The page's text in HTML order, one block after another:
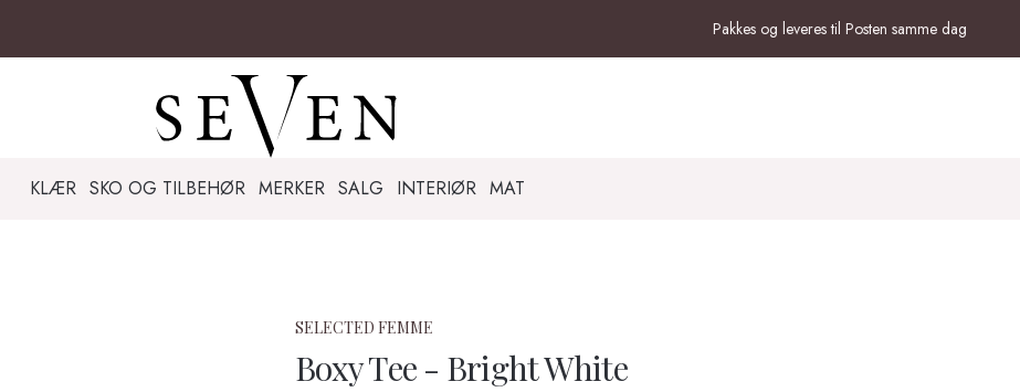
Pakkes og leveres til Posten samme dag
KLÆR SKO OG TILBEHØR MERKER SALG INTERIØR MAT
SELECTED FEMME
Boxy Tee - Bright White